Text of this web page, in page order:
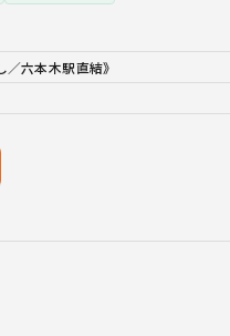
／六本木駅直結》